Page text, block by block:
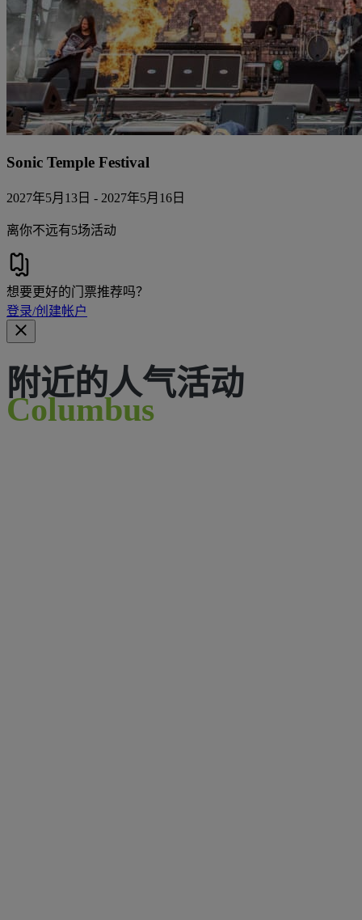
Sonic Temple Festival
2027年5月13日 - 2027年5月16日
离你不远有5场活动
想要更好的门票推荐吗？
登录/创建帐户
附近的人气活动
Columbus